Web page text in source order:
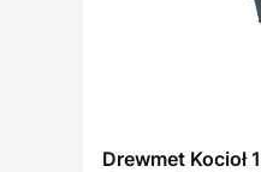
Drewmet Kocioł